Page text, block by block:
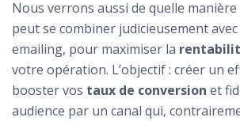
Nous verrons aussi de quelle
peut se combiner judicieusement
emailing, pour maximiser la
votre opération. L’objectif : créer un
booster vos taux de conversion et
audience par un canal qui,